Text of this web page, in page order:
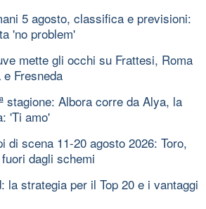
5 agosto, classifica e previsioni:
'no problem'
mette gli occhi su Frattesi, Roma
Fresneda
stagione: Albora corre da Alya, la
'Ti amo'
di scena 11-20 agosto 2026: Toro,
dagli schemi
la strategia per il Top 20 e i vantaggi